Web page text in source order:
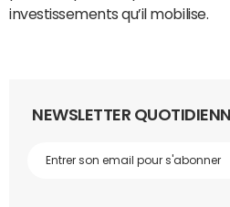
investissements qu’il mobilise.
NEWSLETTER